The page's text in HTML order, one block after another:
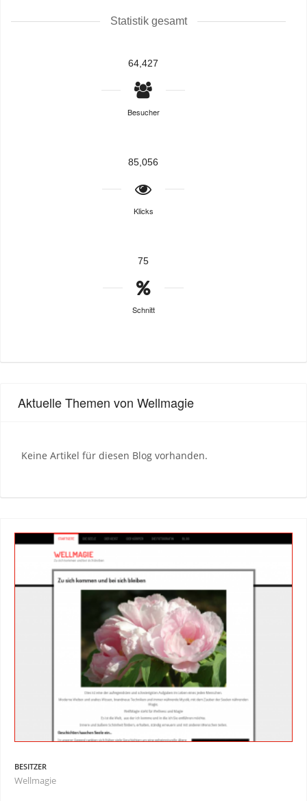
Statistik gesamt
64,427
Besucher
85,056
Klicks
75
Schnitt
Aktuelle Themen von Wellmagie
Keine Artikel für diesen Blog vorhanden.
BESITZER
Wellmagie